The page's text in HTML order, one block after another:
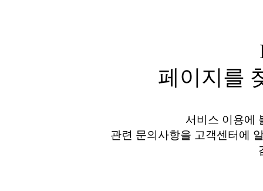
페이지를
서비스 이용에
관련 문의사항을 고객센터에